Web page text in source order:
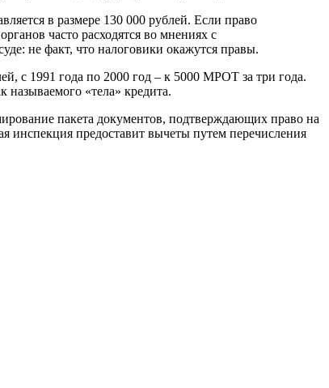
в размере 130 000 рублей. Если право
часто расходятся во мнениях с
не факт, что налоговики окажутся правы.
с 1991 года по 2000 год – к 5000 МРОТ за три года.
называемого «тела» кредита.
пакета документов, подтверждающих право на
инспекция предоставит вычеты путем перечисления